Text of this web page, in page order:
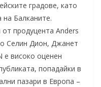
градове, като
Балканите.
продуцента Anders
Селин Дион, Джанет
е високо оценен
попадайки в
пазари в Европа –